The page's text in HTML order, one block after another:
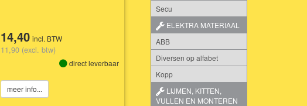
14,40 incl. BTW
11,90 (excl. btw)
direct leverbaar
meer info...
Secu
ELEKTRA MATERIAAL
ABB
Diversen op alfabet
Kopp
LIJMEN, KITTEN,
VULLEN EN MONTEREN